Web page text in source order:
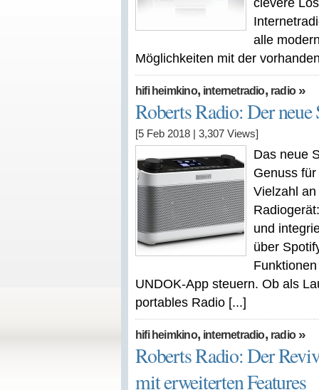
clevere
alle
Möglichkeiten mit der
hifi heimkino, internetradio, radio»
Roberts Radio: Der neue
[5 Feb 2018 3,307 Views]
Das neue
Genuss
Vielzahl
und
über
UNDOK-App steuern. Ob als
portables Radio [...]
hifi heimkino, internetradio, radio»
Roberts Radio: Der
mit erweiterten Features